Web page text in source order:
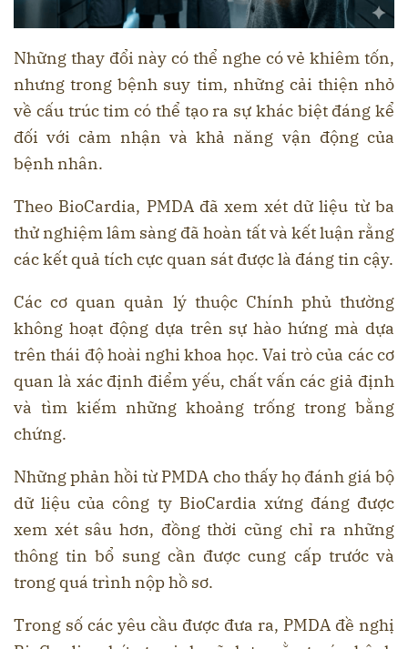
Những thay đổi này có thể nghe có vẻ khiêm tốn,
nhưng trong bệnh suy tim, những cải thiện nhỏ
về cấu trúc tim có thể tạo ra sự khác biệt đáng kể
đối với cảm nhận và khả năng vận động của
bệnh nhân.
Theo BioCardia, PMDA đã xem xét dữ liệu từ ba
thử nghiệm lâm sàng đã hoàn tất và kết luận rằng
các kết quả tích cực quan sát được là đáng tin cậy.
Các cơ quan quản lý thuộc Chính phủ thường
không hoạt động dựa trên sự hào hứng mà dựa
trên thái độ hoài nghi khoa học. Vai trò của các cơ
quan là xác định điểm yếu, chất vấn các giả định
và tìm kiếm những khoảng trống trong bằng
chứng.
Những phản hồi từ PMDA cho thấy họ đánh giá bộ
dữ liệu của công ty BioCardia xứng đáng được
xem xét sâu hơn, đồng thời cũng chỉ ra những
thông tin bổ sung cần được cung cấp trước và
trong quá trình nộp hồ sơ.
Trong số các yêu cầu được đưa ra, PMDA đề nghị